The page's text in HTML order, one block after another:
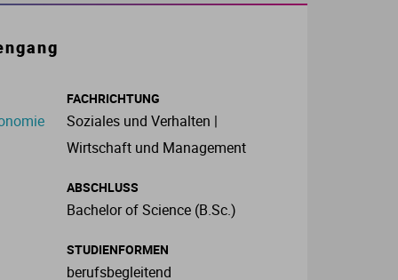
FACHRICHTUNG
Soziales und Verhalten |
Wirtschaft und Management
ABSCHLUSS
Bachelor of Science (B.Sc.)
STUDIENFORMEN
berufsbegleitend